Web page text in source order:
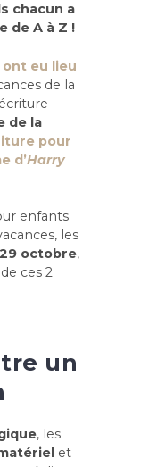
chacun a
de A à Z !
eu lieu
de la
de la
pour
d’Harry
enfants
les
octobre,
ces 2
un
, les
et